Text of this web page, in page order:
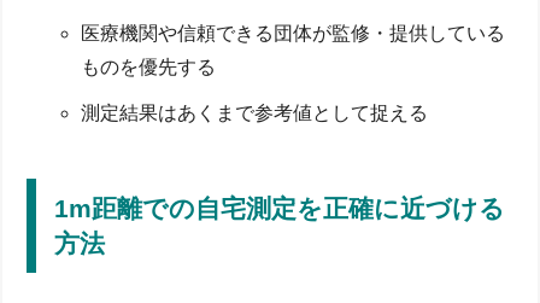
医療機関や信頼できる団体が監修・提供している
ものを優先する
測定結果はあくまで参考値として捉える
1m距離での自宅測定を正確に近づける
方法